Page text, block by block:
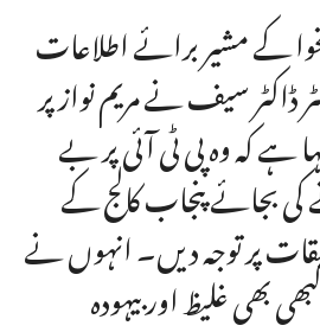
کے مشیر برائے اطلاعات
ڈاکٹر سیف نے مریم نواز پر
ہے کہ وہ پی ٹی آئی پر بے
کی بجائے پنجاب کالج کے
پر توجہ دیں۔ انہوں نے
بھی غلیظ اور بیہودہ